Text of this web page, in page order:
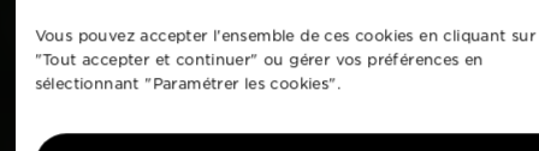
Vous pouvez accepter l'ensemble de ces cookies en cliquant sur
"Tout accepter et continuer" ou gérer vos préférences en
sélectionnant "Paramétrer les cookies".